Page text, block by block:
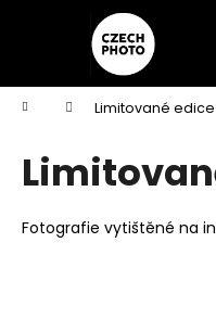
Domů Limitované edice
Fotografie vytištěné na
í
Zpět
do
obchodu
Zpět
do
obchodu